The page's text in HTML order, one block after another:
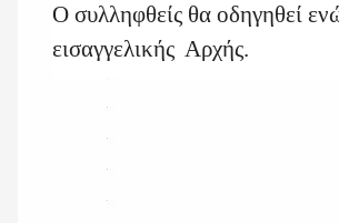
Ο συλληφθείς θα οδηγηθεί
εισαγγελικής Αρχής.